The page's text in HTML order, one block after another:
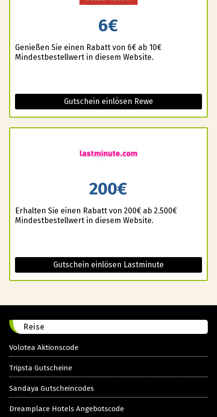
6€
Genießen Sie einen Rabatt von 6€ ab 10€
Mindestbestellwert in diesem Website.
Gutschein einlösen Rewe
200€
Erhalten Sie einen Rabatt von 200€ ab 2.500€
Mindestbestellwert in diesem Website.
Gutschein einlösen Lastminute
Reise
Volotea Aktionscode
Tripsta Gutscheine
Sandaya Gutscheincodes
Dreamplace Hotels Angebotscode